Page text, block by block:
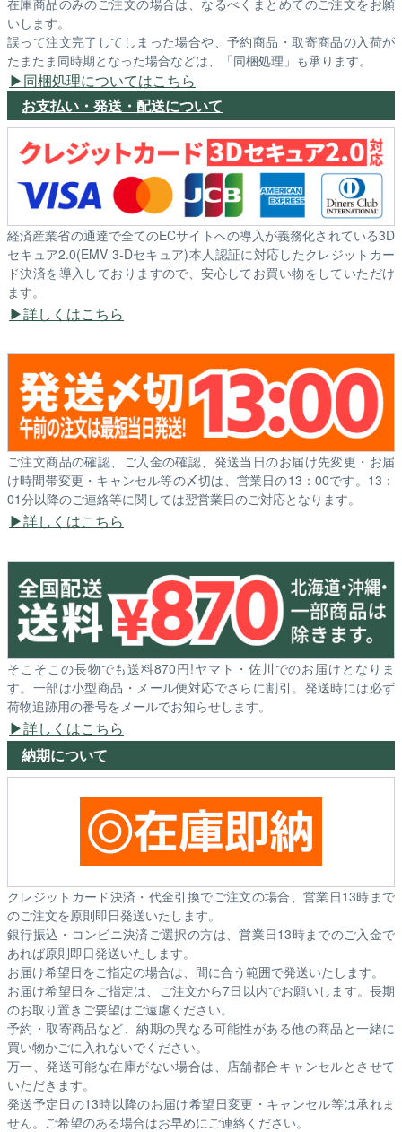
いします。
誤って注文完了してしまった場合や、予約商品・取寄商品の入荷が
たまたま同時期となった場合などは、「同梱処理」も承ります。
同梱処理についてはこちら
お支払い・発送・配送について
経済産業省の通達で全てのECサイトへの導入が義務化されている3D
セキュア2.0(EMV 3-Dセキュア)本人認証に対応したクレジットカー
ド決済を導入しておりますので、安心してお買い物をしていただけ
ます。
詳しくはこちら
ご注文商品の確認、ご入金の確認、発送当日のお届け先変更・お届
け時間帯変更・キャンセル等の〆切は、営業日の13：00です。13：
01分以降のご連絡等に関しては翌営業日のご対応となります。
詳しくはこちら
そこそこの長物でも送料870円!ヤマト・佐川でのお届けとなりま
す。一部は小型商品・メール便対応でさらに割引。発送時には必ず
荷物追跡用の番号をメールでお知らせします。
詳しくはこちら
納期について
クレジットカード決済・代金引換でご注文の場合、営業日13時まで
のご注文を原則即日発送いたします。
銀行振込・コンビニ決済ご選択の方は、営業日13時までのご入金で
あれば原則即日発送いたします。
お届け希望日をご指定の場合は、間に合う範囲で発送いたします。
お届け希望日をご指定は、ご注文から7日以内でお願いします。長期
のお取り置きご要望はご遠慮ください。
予約・取寄商品など、納期の異なる可能性がある他の商品と一緒に
買い物かごに入れないでください。
万一、発送可能な在庫がない場合は、店舗都合キャンセルとさせて
いただきます。
発送予定日の13時以降のお届け希望日変更・キャンセル等は承れま
せん。ご希望のある場合はお早めにご連絡ください。